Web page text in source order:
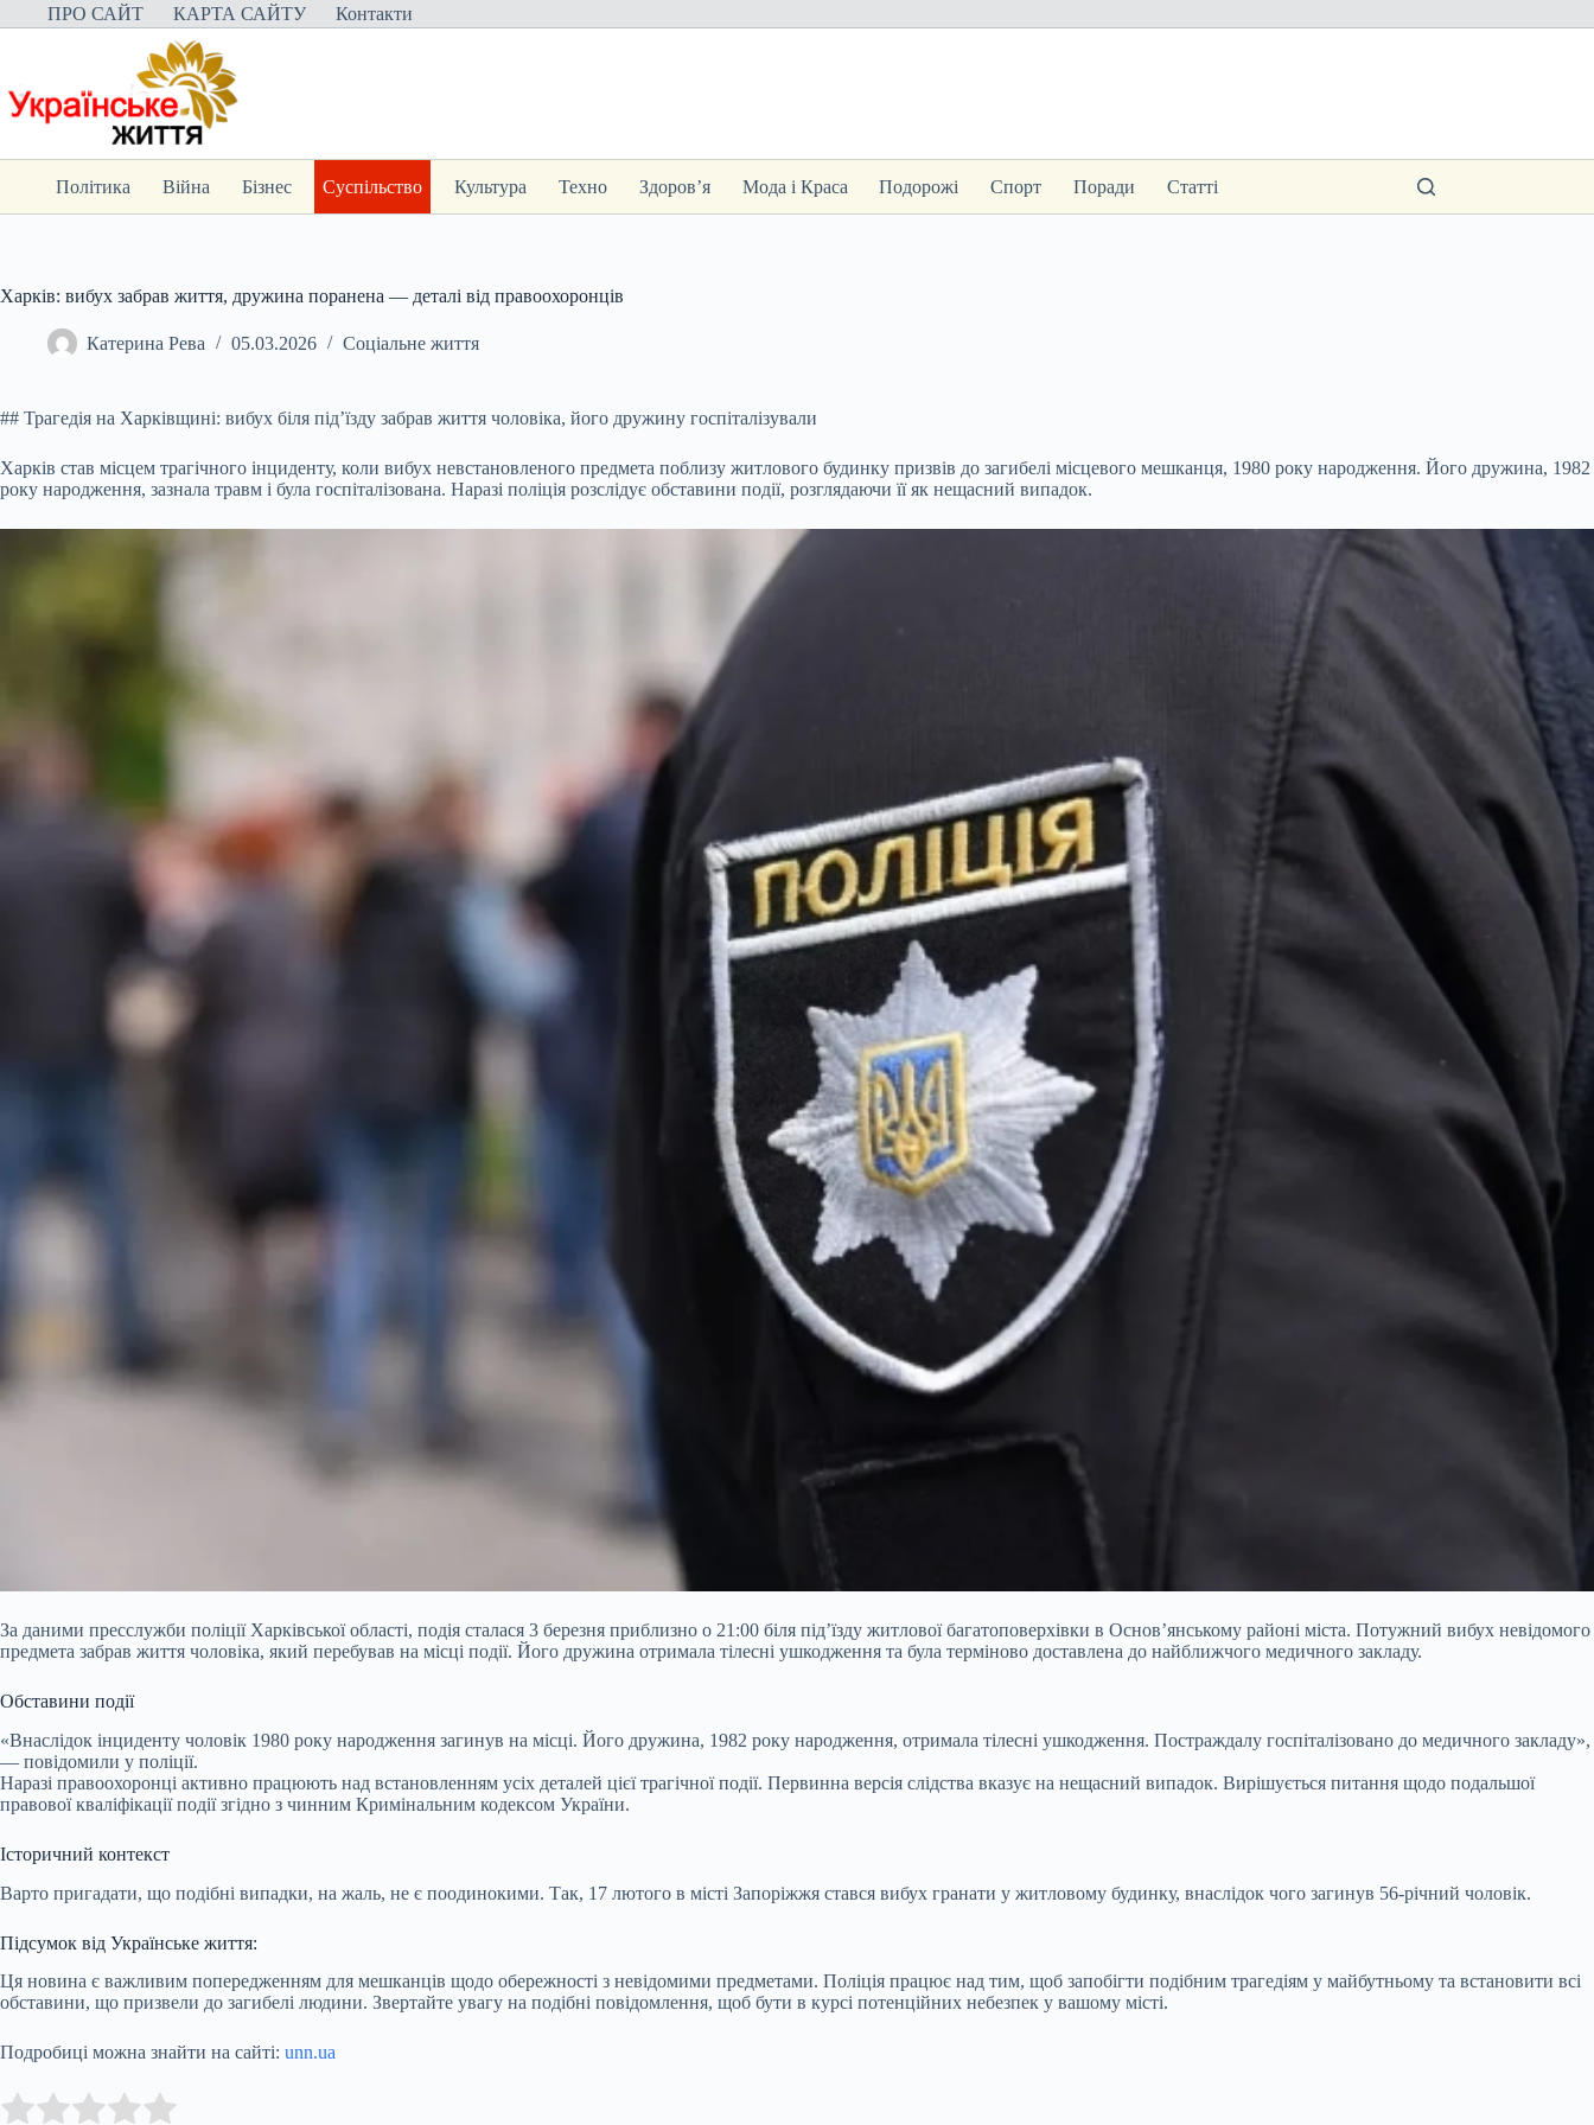
Перейти
до
ПРО САЙТ КАРТА САЙТУ Контакти
Політика Війна Бізнес Суспільство Культура Техно Здоров’я Мода і Краса Подорожі Спорт Поради Статті
Харків: вибух забрав життя, дружина поранена — деталі від правоохоронців
Катерина Рева 05.03.2026 Соціальне життя
## Трагедія на Харківщині: вибух біля під’їзду забрав життя чоловіка, його дружину госпіталізували
Харків став місцем трагічного інциденту, коли вибух невстановленого предмета поблизу житлового будинку призвів до загибелі місцевого мешканця, 1980 року народження. Його дружина, 1982
року народження, зазнала травм і була госпіталізована. Наразі поліція розслідує обставини події, розглядаючи її як нещасний випадок.
За даними пресслужби поліції Харківської області, подія сталася 3 березня приблизно о 21:00 біля під’їзду житлової багатоповерхівки в Основ’янському районі міста. Потужний вибух невідомого
предмета забрав життя чоловіка, який перебував на місці події. Його дружина отримала тілесні ушкодження та була терміново доставлена до найближчого медичного закладу.
Обставини події
«Внаслідок інциденту чоловік 1980 року народження загинув на місці. Його дружина, 1982 року народження, отримала тілесні ушкодження. Постраждалу госпіталізовано до медичного закладу»,
— повідомили у поліції.
Наразі правоохоронці активно працюють над встановленням усіх деталей цієї трагічної події. Первинна версія слідства вказує на нещасний випадок. Вирішується питання щодо подальшої
правової кваліфікації події згідно з чинним Кримінальним кодексом України.
Історичний контекст
Варто пригадати, що подібні випадки, на жаль, не є поодинокими. Так, 17 лютого в місті Запоріжжя стався вибух гранати у житловому будинку, внаслідок чого загинув 56-річний чоловік.
Підсумок від Українське життя:
Ця новина є важливим попередженням для мешканців щодо обережності з невідомими предметами. Поліція працює над тим, щоб запобігти подібним трагедіям у майбутньому та встановити всі
обставини, що призвели до загибелі людини. Звертайте увагу на подібні повідомлення, щоб бути в курсі потенційних небезпек у вашому місті.
Подробиці можна знайти на сайті: unn.ua
Rate this item: